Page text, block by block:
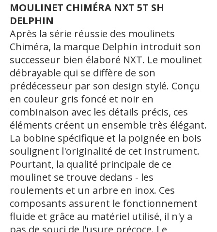
MOULINET CHIMÉRA NXT 5T SH
DELPHIN
Après la série réussie des moulinets
Chiméra, la marque Delphin introduit son
successeur bien élaboré NXT. Le moulinet
débrayable qui se diffère de son
prédécesseur par son design stylé. Conçu
en couleur gris foncé et noir en
combinaison avec les détails précis, ces
éléments créent un ensemble très élégant.
La bobine spécifique et la poignée en bois
soulignent l'originalité de cet instrument.
Pourtant, la qualité principale de ce
moulinet se trouve dedans - les
roulements et un arbre en inox. Ces
composants assurent le fonctionnement
fluide et grâce au matériel utilisé, il n'y a
pas de souci de l'usure précoce. Le